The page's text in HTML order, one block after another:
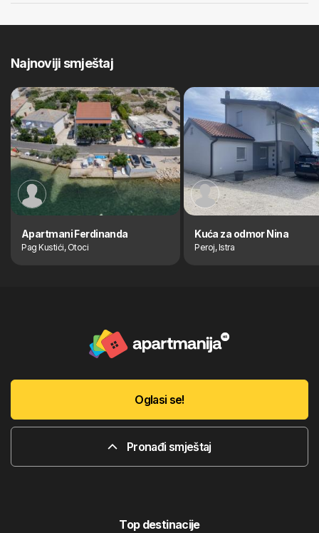
Najnoviji smještaj
Apartmani Ferdinanda
Pag Kustići, Otoci
Kuća za odmor Nina
Peroj, Istra
Oglasi se!
Pronađi smještaj
Top destinacije